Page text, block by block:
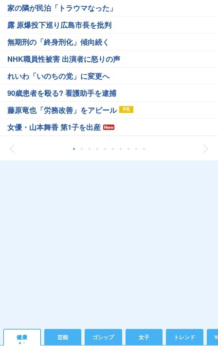
家の隣が民泊「トラウマなった」
露 原爆投下巡り広島市長を批判
無期刑の「終身刑化」傾向続く
NHK職員性被害 出演者に怒りの声
れいわ「いのちの党」に変更へ
90歳患者を殴る? 看護助手を逮捕
藤原竜也「労務改善」をアピール
女優・山本舞香 第1子を出産
健康 芸能 ゴシップ 女子 トレンド